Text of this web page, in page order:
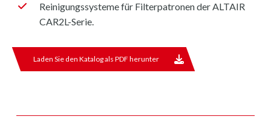
Reinigungssysteme für Filterpatronen der ALTAIR
CAR2L-Serie.
Laden Sie den Katalog als PDF herunter